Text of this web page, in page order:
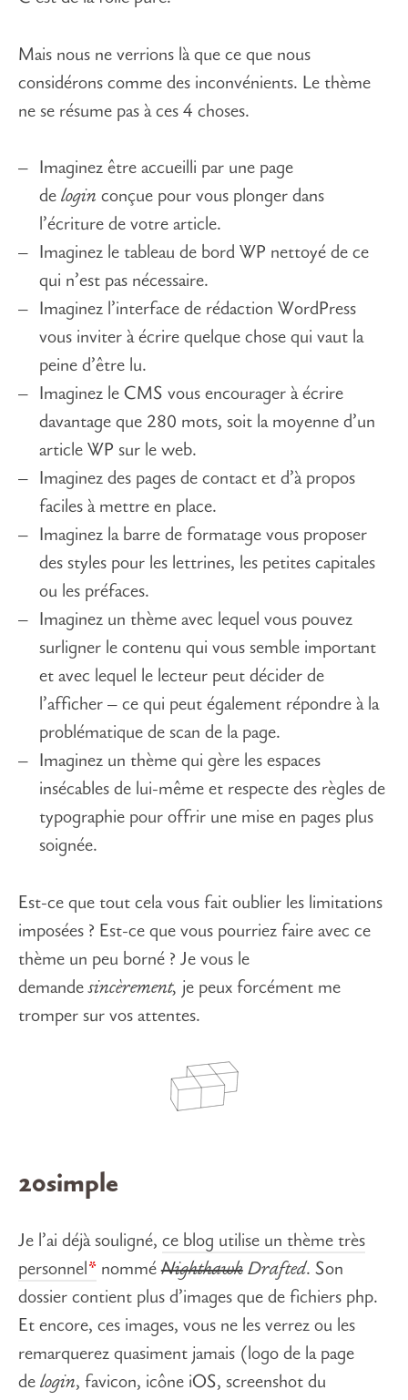
Mais nous ne verrions là que ce que nous
considérons comme des inconvénients. Le thème
ne se résume pas à ces 4 choses.
Imaginez être accueilli par une page
delogin conçue pour vous plonger dans
l’écriture de votre article.
Imaginez le tableau de bord WP nettoyé de ce
qui n’est pas nécessaire.
Imaginez l’interface de rédaction WordPress
vous inviter à écrire quelque chose qui vaut la
peine d’être lu.
Imaginez le CMS vous encourager à écrire
davantage que 280 mots, soit la moyenne d’un
article WP sur le web.
Imaginez des pages de contact et d’à propos
faciles à mettre en place.
Imaginez la barre de formatage vous proposer
des styles pour les lettrines, les petites capitales
ou les préfaces.
Imaginez un thème avec lequel vous pouvez
surligner le contenu qui vous semble important
et avec lequel le lecteur peut décider de
l’afficher – ce qui peut également répondre à la
problématique de scan de la page.
Imaginez un thème qui gère les espaces
insécables de lui-même et respecte des règles de
typographie pour offrir une mise en pages plus
soignée.
Est-ce que tout cela vous fait oublier les limitations
imposées ? Est-ce que vous pourriez faire avec ce
thème un peu borné ? Je vous le
demandesincèrement, je peux forcément me
tromper sur vos attentes.
20simple
Je l’ai déjà souligné, ce blog utilise un thème très
personnel nomméNighthawk Drafted. Son
dossier contient plus d’images que de fichiers php.
Et encore, ces images, vous ne les verrez ou les
remarquerez quasiment jamais (logo de la page
de login, favicon, icône iOS, screenshot du